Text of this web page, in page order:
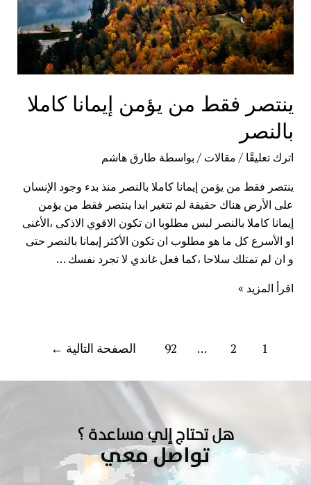
ينتصر فقط من يؤمن إيمانا كاملا
بالنصر
اترك تعليقًا / مقالات / بواسطة طارق هاشم
ينتصر فقط من يؤمن إيمانا كاملا بالنصر منذ بدء وجود الإنسان
على الأرض هناك حقيقة لم تتغير ابدا ينتصر فقط من يؤمن
إيمانا كاملا بالنصر لبس مطلوبا ان تكون الاقوي الاذكى ،الأغنى
او الأسرع كل ما هو مطلوب ان تكون الأكثر إيمانا بالنصر حتى
و ان لم تمتلك سلاحا ،كما فعل غاندي لا تجرد نفسك …
اقرأ المزيد »
1
2
…
92 الصفحة التالية ←
هل تحتاج إلي مساعدة ؟
تواصل معي